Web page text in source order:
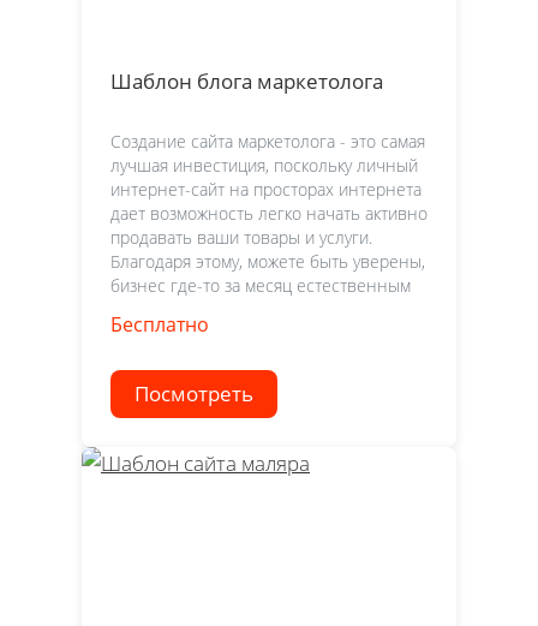
Шаблон блога маркетолога
Создание сайта маркетолога - это самая
лучшая инвестиция, поскольку личный
интернет-сайт на просторах интернета
дает возможность легко начать активно
продавать ваши товары и услуги.
Благодаря этому, можете быть уверены,
бизнес где-то за месяц естественным
Бесплатно
Посмотреть